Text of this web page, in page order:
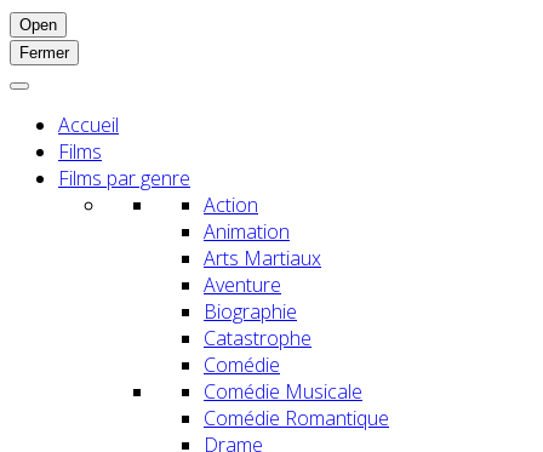
Open
Fermer
Accueil
Films
Films par genre
Action
Animation
Arts Martiaux
Aventure
Biographie
Catastrophe
Comédie
Comédie Musicale
Comédie Romantique
Drame